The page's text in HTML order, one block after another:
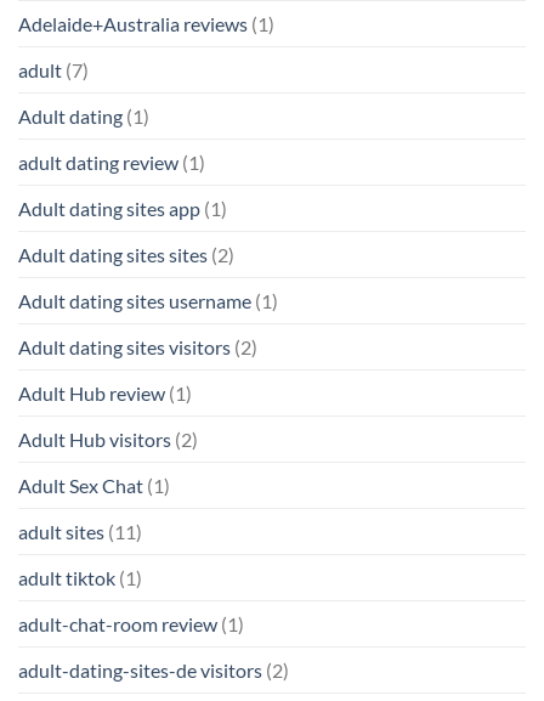
Adelaide+Australia reviews (1)
adult (7)
Adult dating (1)
adult dating review (1)
Adult dating sites app (1)
Adult dating sites sites (2)
Adult dating sites username (1)
Adult dating sites visitors (2)
Adult Hub review (1)
Adult Hub visitors (2)
Adult Sex Chat (1)
adult sites (11)
adult tiktok (1)
adult-chat-room review (1)
adult-dating-sites-de visitors (2)